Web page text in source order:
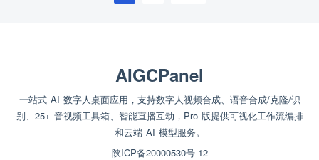
AIGCPanel
一站式 AI 数字人桌面应用，支持数字人视频合成、语音合成/克隆/识
别、25+ 音视频工具箱、智能直播互动，Pro 版提供可视化工作流编排
和云端 AI 模型服务。
陕ICP备20000530号-12